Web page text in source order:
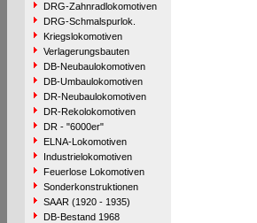
DRG-Zahnradlokomotiven
DRG-Schmalspurlok.
Kriegslokomotiven
Verlagerungsbauten
DB-Neubaulokomotiven
DB-Umbaulokomotiven
DR-Neubaulokomotiven
DR-Rekolokomotiven
DR - "6000er"
ELNA-Lokomotiven
Industrielokomotiven
Feuerlose Lokomotiven
Sonderkonstruktionen
SAAR (1920 - 1935)
DB-Bestand 1968